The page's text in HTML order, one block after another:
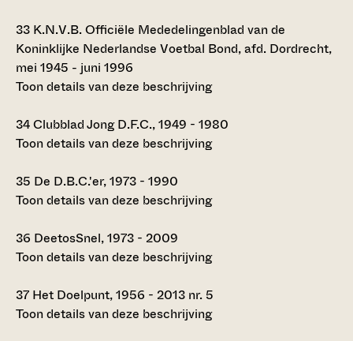
33 K.N.V.B. Officiële Mededelingenblad van de
Koninklijke Nederlandse Voetbal Bond, afd. Dordrecht,
mei 1945 - juni 1996
Toon details van deze beschrijving
34Clubblad Jong D.F.C., 1949 - 1980
Toon details van deze beschrijving
35 De D.B.C.'er, 1973 - 1990
Toon details van deze beschrijving
36 DeetosSnel, 1973 - 2009
Toon details van deze beschrijving
37 Het Doelpunt, 1956 - 2013 nr. 5
Toon details van deze beschrijving